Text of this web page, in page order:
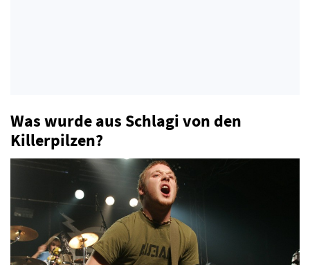
Was wurde aus Schlagi von den
Killerpilzen?